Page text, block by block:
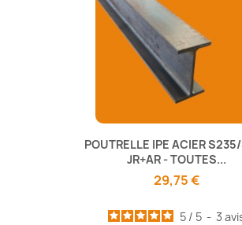
POUTRELLE IPE ACIER
JR+AR - TOUTES...
29,75 €
5 / 5 - 3